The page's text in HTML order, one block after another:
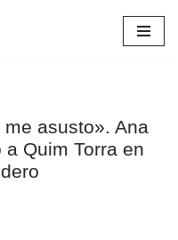
asusto». Ana
Quim Torra en